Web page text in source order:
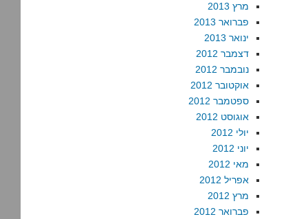
מרץ 2013
פברואר 2013
ינואר 2013
דצמבר 2012
נובמבר 2012
אוקטובר 2012
ספטמבר 2012
אוגוסט 2012
יולי 2012
יוני 2012
מאי 2012
אפריל 2012
מרץ 2012
פברואר 2012